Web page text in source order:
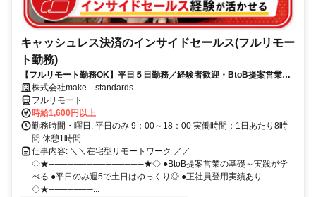
キャッシュレス決済のインサイドセールス(フルリモー
ト勤務)
【フルリモート勤務OK】平日５日勤務／経験者歓迎・BtoB提案営業で
スキルアップ
株式会社make standards
フルリモート
時給1,600円以上
勤務時間・曜日: 平日のみ 9：00～18：00 実働時間：1日あたり8時
間 休憩1時間
仕事内容: ＼＼在宅型リモートワーク ／／
◇★───────────────★◇ ●BtoB提案営業の基礎～実践が学
べる ●平日のみ週5で土日はゆっくり◎ ●正社員登用実績あり
◇★───────...